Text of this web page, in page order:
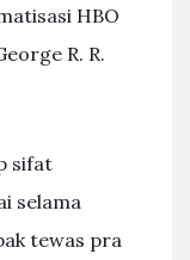
HBO
R. R.
sifat
selama
tewas pra